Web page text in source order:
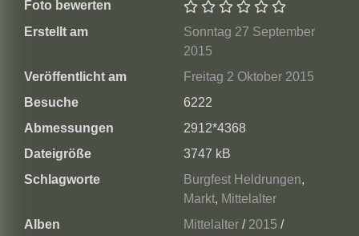
Foto bewerten
Erstellt am
Sonntag 27 September
2015
Veröffentlicht am
Freitag 2 Oktober 2015
Besuche
6222
Abmessungen
2912*4368
Dateigröße
3747 kB
Schlagworte
Burgfest Heldrungen,
Markt, Mittelalter
Alben
Mittelalter/ 2015 /